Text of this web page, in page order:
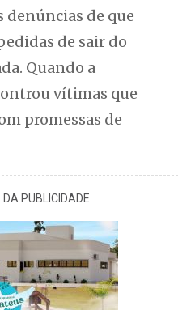
denúncias de que
de sair do
Quando a
vítimas que
promessas de
PUBLICIDADE